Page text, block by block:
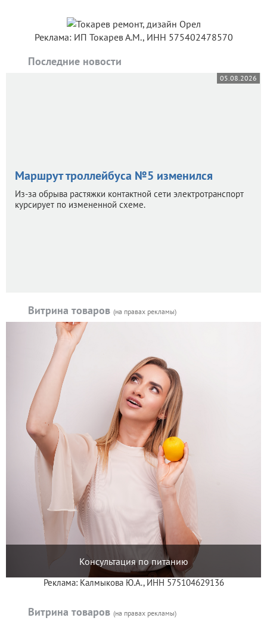
Реклама: ИП Токарев А.М., ИНН 575402478570
Последние новости
05.08.2026
Маршрут троллейбуса №5 изменился
Из-за обрыва растяжки контактной сети электротранспорт
курсирует по измененной схеме.
Витрина товаров (на правах рекламы)
Консультация по питанию
Реклама: Калмыкова Ю.А., ИНН 575104629136
Витрина товаров (на правах рекламы)